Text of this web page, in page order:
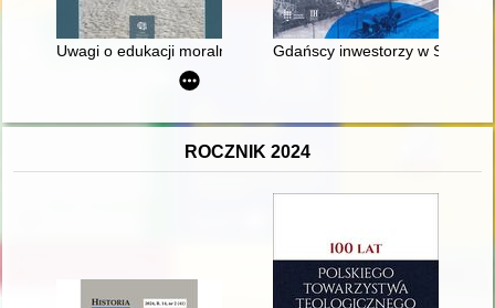
Uwagi o edukacji moralnej synów szlacheckich w XVI-
Gdańscy inwestorzy w
ROCZNIK 2024